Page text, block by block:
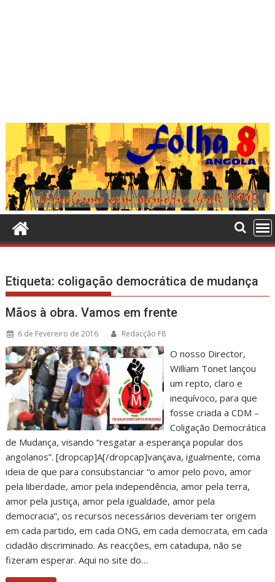
Etiqueta: coligação democrática de mudança
Mãos à obra. Vamos em frente
6 de Fevereiro de 2016 Redacção F8
O nosso Director,
William Tonet lançou
um repto, claro e
inequívoco, para que
fosse criada a CDM –
Coligação Democrática
de Mudança, visando “resgatar a esperança popular dos
angolanos”. [dropcap]A[/dropcap]vançava, igualmente, coma
ideia de que para consubstanciar “o amor pelo povo, amor
pela liberdade, amor pela independência, amor pela terra,
amor pela justiça, amor pela igualdade, amor pela
democracia”, os recursos necessários deveriam ter origem
em cada partido, em cada ONG, em cada democrata, em cada
cidadão discriminado. As reacções, em catadupa, não se
fizeram esperar. Aqui no site do…